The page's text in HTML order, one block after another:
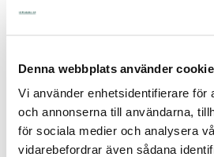
Denna webbplats använder
Vi använder enhetsidentifierare för
och annonserna till användarna,
för sociala medier och analysera
vidarebefordrar även sådana